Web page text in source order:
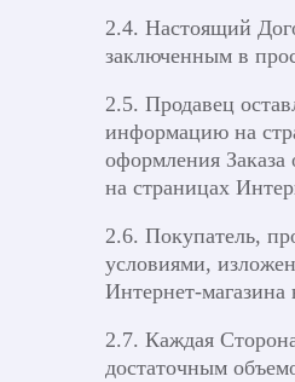
2.4. Настоящий
заключенным в
2.5. Продавец
информацию на
оформления Заказа
на страницах
2.6. Покупатель,
условиями,
Интернет-
2.7. Каждая
достаточным